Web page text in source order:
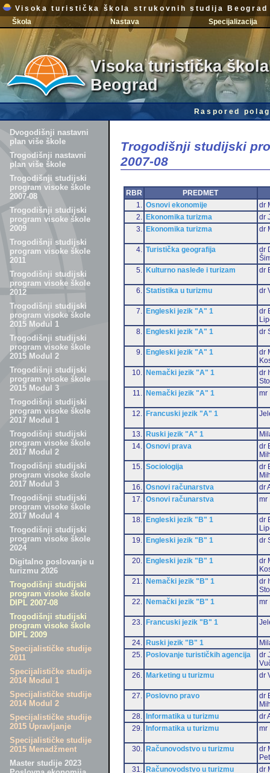
Visoka turistička škola strukovnih studija Beograd
Škola
Nastava Specijalizacija
Visoka turistička
Beograd
Raspored
Dvogodišnji nastavni
plan više škole
Trogodišnji nastavni
plan više škole
Trogodišnji studijski
program visoke škole
2007-08
Trogodišnji studijski
program visoke škole
2009
Trogodišnji studijski
program visoke škole
2011
Trogodišnji studijski
program visoke škole
2012
Trogodišnji studijski
program visoke škole
2015 Modul 1
Trogodišnji studijski
program visoke škole
2015 Modul 2
Trogodišnji studijski
program visoke škole
2015 Modul 3
Trogodišnji studijski
program visoke škole
2017 Modul 1
Trogodišnji studijski
program visoke škole
2017 Modul 2
Trogodišnji studijski
program visoke škole
2017 Modul 3
Trogodišnji studijski
program visoke škole
2017 Modul 4
Trogodišnji studijski
program visoke škole
2024
Digitalno poslovanje u
turizmu 2026
Trogodišnji studijski
program visoke škole
DIPL 2007-08
Trogodišnji studijski
program visoke škole
DIPL 2009
Specijalističke studije
2011
Specijalističke studije
2014 Modul 1
Specijalističke studije
2014 Modul 2
Specijalističke studije
2015 Upravljanje
Specijalističke studije
2015 Menadžment
Master studije 2023
Trogodišnji studijski
2007-08
RBR
PREDMET
1.
Osnovi ekonomije
dr
2.
Ekonomika turizma
dr
3.
Ekonomika turizma dr
4. Turistička geografija
dr
5.
Kulturno nasleđe i turizam dr
6. Statistika u turizmu dr
7. Engleski jezik "A" 1
dr
8.
Engleski jezik "A" 1 dr
9. Engleski jezik "A" 1
dr
10.
Nemački jezik "A" 1
dr
11.
Nemački jezik "A" 1 mr
12. Francuski jezik "A" 1
13. Ruski jezik "A" 1
14.
Osnovi prava
dr
15.
Sociologija
dr
16.
Osnovi računarstva
dr
17.
Osnovi računarstva mr
18. Engleski jezik "B" 1
dr
19.
Engleski jezik "B" 1 dr
20. Engleski jezik "B" 1
dr
21.
Nemački jezik "B" 1
dr
22.
Nemački jezik "B" 1 mr
23. Francuski jezik "B" 1
24. Ruski jezik "B" 1
25.
Poslovanje turističkih agencija
dr
26.
Marketing u turizmu dr
27. Poslovno pravo
dr
28.
Informatika u turizmu
dr
29.
Informatika u turizmu mr
30. Računovodstvo u turizmu
dr
31.
Računovodstvo u turizmu dr